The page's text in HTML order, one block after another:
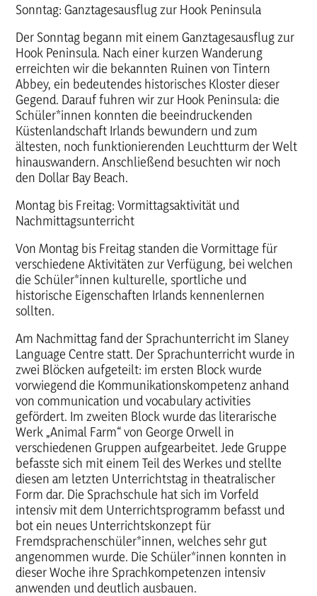
Sonntag: Ganztagesausflug zur Hook Peninsula
Der Sonntag begann mit einem Ganztagesausflug zur
Hook Peninsula. Nach einer kurzen Wanderung
erreichten wir die bekannten Ruinen von Tintern
Abbey, ein bedeutendes historisches Kloster dieser
Gegend. Darauf fuhren wir zur Hook Peninsula: die
Schüler*innen konnten die beeindruckenden
Küstenlandschaft Irlands bewundern und zum
ältesten, noch funktionierenden Leuchtturm der Welt
hinauswandern. Anschließend besuchten wir noch
den Dollar Bay Beach.
Montag bis Freitag: Vormittagsaktivität und
Nachmittagsunterricht
Von Montag bis Freitag standen die Vormittage für
verschiedene Aktivitäten zur Verfügung, bei welchen
die Schüler*innen kulturelle, sportliche und
historische Eigenschaften Irlands kennenlernen
sollten.
Am Nachmittag fand der Sprachunterricht im Slaney
Language Centre statt. Der Sprachunterricht wurde in
zwei Blöcken aufgeteilt: im ersten Block wurde
vorwiegend die Kommunikationskompetenz anhand
von communication und vocabulary activities
gefördert. Im zweiten Block wurde das literarische
Werk „Animal Farm“ von George Orwell in
verschiedenen Gruppen aufgearbeitet. Jede Gruppe
befasste sich mit einem Teil des Werkes und stellte
diesen am letzten Unterrichtstag in theatralischer
Form dar. Die Sprachschule hat sich im Vorfeld
intensiv mit dem Unterrichtsprogramm befasst und
bot ein neues Unterrichtskonzept für
Fremdsprachenschüler*innen, welches sehr gut
angenommen wurde. Die Schüler*innen konnten in
dieser Woche ihre Sprachkompetenzen intensiv
anwenden und deutlich ausbauen.